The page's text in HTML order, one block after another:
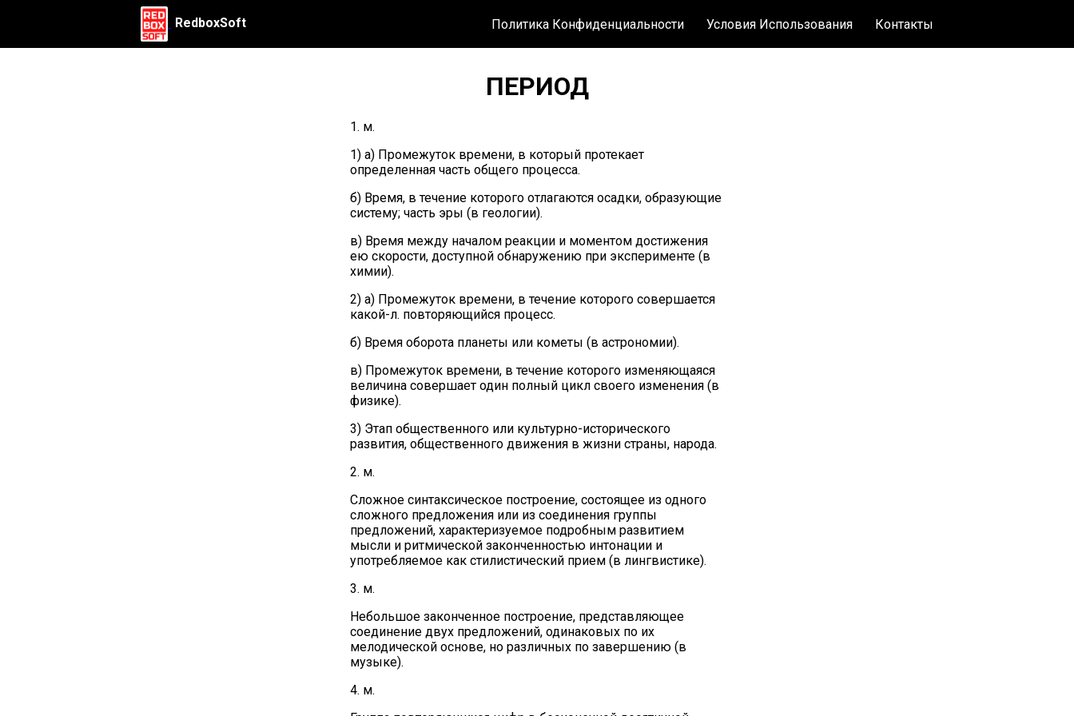
RedboxSoft Политика Конфиденциальности Условия Использования Контакты
ПЕРИОД
1. м.
1) а) Промежуток времени, в который протекает
определенная часть общего процесса.
б) Время, в течение которого отлагаются осадки, образующие
систему; часть эры (в геологии).
в) Время между началом реакции и моментом достижения
ею скорости, доступной обнаружению при эксперименте (в
химии).
2) а) Промежуток времени, в течение которого совершается
какой-л. повторяющийся процесс.
б) Время оборота планеты или кометы (в астрономии).
в) Промежуток времени, в течение которого изменяющаяся
величина совершает один полный цикл своего изменения (в
физике).
3) Этап общественного или культурно-исторического
развития, общественного движения в жизни страны, народа.
2. м.
Сложное синтаксическое построение, состоящее из одного
сложного предложения или из соединения группы
предложений, характеризуемое подробным развитием
мысли и ритмической законченностью интонации и
употребляемое как стилистический прием (в лингвистике).
3. м.
Небольшое законченное построение, представляющее
соединение двух предложений, одинаковых по их
мелодической основе, но различных по завершению (в
музыке).
4. м.